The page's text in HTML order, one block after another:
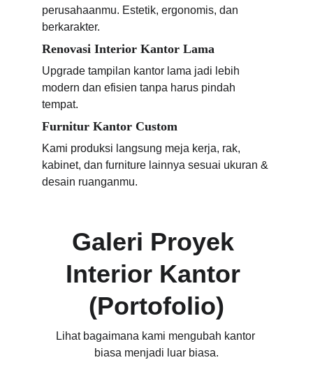
perusahaanmu. Estetik, ergonomis, dan
berkarakter.
Renovasi Interior Kantor Lama
Upgrade tampilan kantor lama jadi lebih
modern dan efisien tanpa harus pindah
tempat.
Furnitur Kantor Custom
Kami produksi langsung meja kerja, rak,
kabinet, dan furniture lainnya sesuai ukuran &
desain ruanganmu.
Galeri Proyek
Interior Kantor
(Portofolio)
Lihat bagaimana kami mengubah kantor
biasa menjadi luar biasa.